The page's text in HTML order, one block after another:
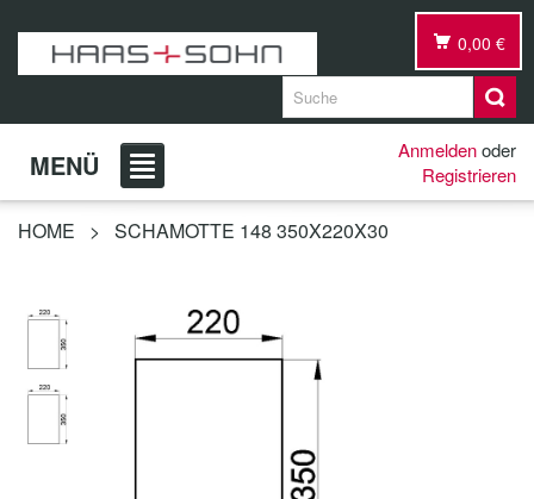
0,00 €
MENÜ Anmeldenoder
Registrieren
HOME > SCHAMOTTE 148 350X220X30